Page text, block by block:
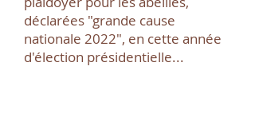
déclarées "grande cause
nationale 2022", en cette année
d'élection présidentielle...